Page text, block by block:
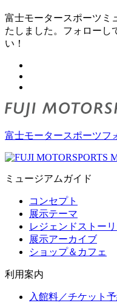
富士モータースポーツミ
たしました。フォローし
い！
富士モータースポーツフ
ミュージアムガイド
コンセプト
展示テーマ
レジェンドストー
展示アーカイブ
ショップ＆カフェ
利用案内
入館料／チケット